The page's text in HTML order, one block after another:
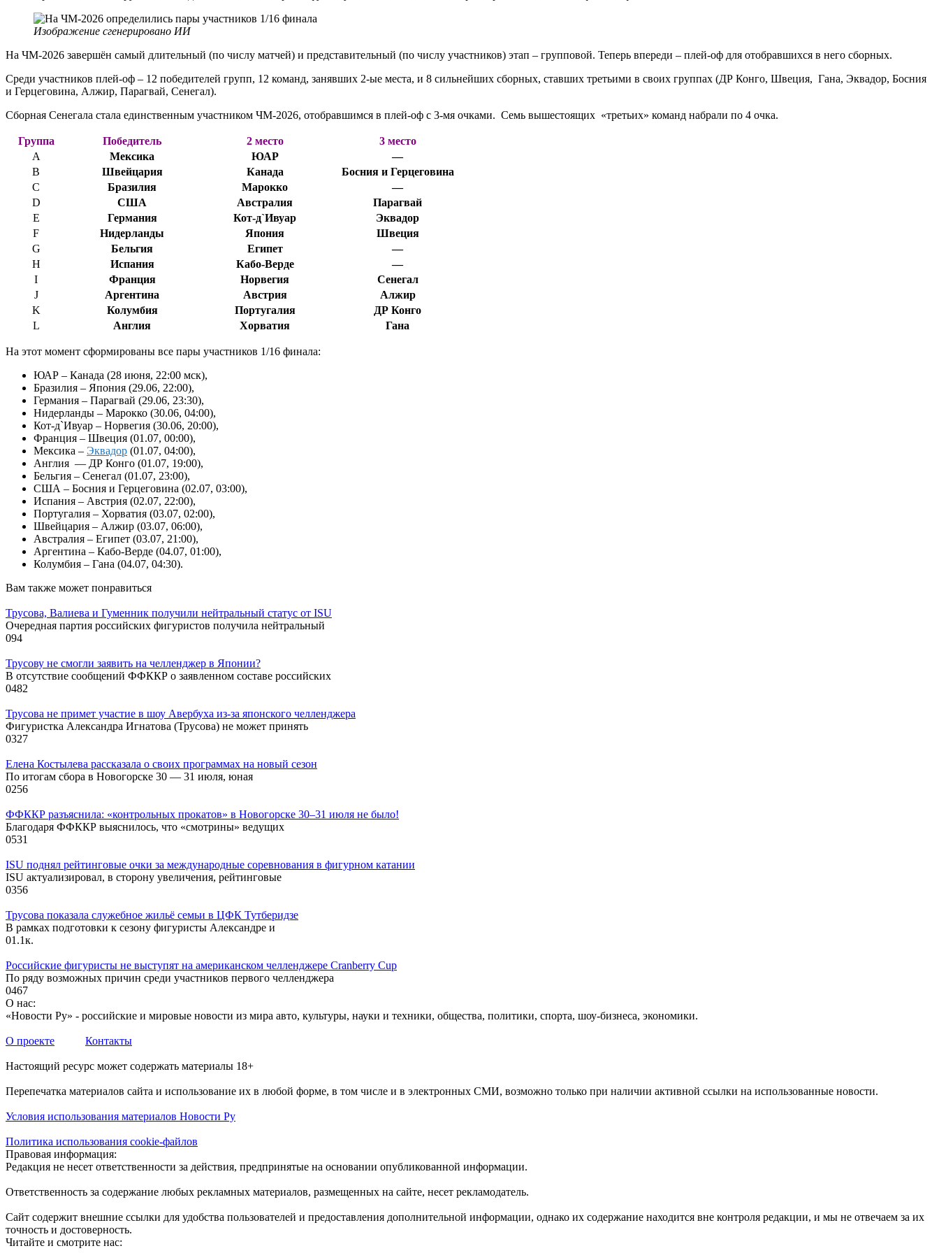
Изображение сгенерировано ИИ
На ЧМ-2026 завершён самый длительный (по числу матчей) и представительный (по числу участников) этап – групповой. Теперь впереди – плей-оф для отобравшихся в него сборных.
Среди участников плей-оф – 12 победителей групп, 12 команд, занявших 2-ые места, и 8 сильнейших сборных, ставших третьими в своих группах (ДР Конго, Швеция, Гана, Эквадор, Босния
и Герцеговина, Алжир, Парагвай, Сенегал).
Сборная Сенегала стала единственным участником ЧМ-2026, отобравшимся в плей-оф с 3-мя очками. Семь вышестоящих «третьих» команд набрали по 4 очка.
Группа Победитель 2 место
3 место
A
Мексика ЮАР
—
B
Швейцария Канада
Босния и Герцеговина
C
Бразилия Марокко
—
D
США Австралия
Парагвай
E
Германия Кот-д`Ивуар
Эквадор
F
Нидерланды Япония
Швеция
G
Бельгия Египет
—
H
Испания Кабо-Верде
—
I
Франция Норвегия
Сенегал
J
Аргентина Австрия
Алжир
K
Колумбия Португалия
ДР Конго
L
Англия Хорватия Гана
На этот момент сформированы все пары участников 1/16 финала:
ЮАР – Канада (28 июня, 22:00 мск),
Бразилия – Япония (29.06, 22:00),
Германия – Парагвай (29.06, 23:30),
Нидерланды – Марокко (30.06, 04:00),
Кот-д`Ивуар – Норвегия (30.06, 20:00),
Франция – Швеция (01.07, 00:00),
Мексика – Эквадор (01.07, 04:00),
Англия — ДР Конго (01.07, 19:00),
Бельгия – Сенегал (01.07, 23:00),
США – Босния и Герцеговина (02.07, 03:00),
Испания – Австрия (02.07, 22:00),
Португалия – Хорватия (03.07, 02:00),
Швейцария – Алжир (03.07, 06:00),
Австралия – Египет (03.07, 21:00),
Аргентина – Кабо-Верде (04.07, 01:00),
Колумбия – Гана (04.07, 04:30).
Вам также может понравиться
Трусова, Валиева и Гуменник получили нейтральный статус от ISU
Очередная партия российских фигуристов получила нейтральный
094
Трусову не смогли заявить на челленджер в Японии?
В отсутствие сообщений ФФККР о заявленном составе российских
0482
Трусова не примет участие в шоу Авербуха из-за японского челленджера
Фигуристка Александра Игнатова (Трусова) не может принять
0327
Елена Костылева рассказала о своих программах на новый сезон
По итогам сбора в Новогорске 30 — 31 июля, юная
0256
ФФККР разъяснила: «контрольных прокатов» в Новогорске 30–31 июля не было!
Благодаря ФФККР выяснилось, что «смотрины» ведущих
0531
ISU поднял рейтинговые очки за международные соревнования в фигурном катании
ISU актуализировал, в сторону увеличения, рейтинговые
0356
Трусова показала служебное жильё семьи в ЦФК Тутберидзе
В рамках подготовки к сезону фигуристы Александре и
01.1к.
Российские фигуристы не выступят на американском челленджере Cranberry Cup
По ряду возможных причин среди участников первого челленджера
0467
О нас:
«Новости Ру» - российские и мировые новости из мира авто, культуры, науки и техники, общества, политики, спорта, шоу-бизнеса, экономики.
О проекте Контакты
Настоящий ресурс может содержать материалы 18+
Перепечатка материалов сайта и использование их в любой форме, в том числе и в электронных СМИ, возможно только при наличии активной ссылки на использованные новости.
Условия использования материалов Новости Ру
Политика использования cookie-файлов
Правовая информация:
Редакция не несет ответственности за действия, предпринятые на основании опубликованной информации.
Ответственность за содержание любых рекламных материалов, размещенных на сайте, несет рекламодатель.
Сайт содержит внешние ссылки для удобства пользователей и предоставления дополнительной информации, однако их содержание находится вне контроля редакции, и мы не отвечаем за их
точность и достоверность.
Читайте и смотрите нас: